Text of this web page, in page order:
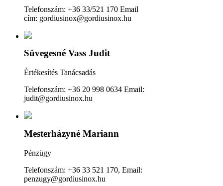
Telefonszám: +36 33/521 170 Email
cím: gordiusinox@gordiusinox.hu
Süvegesné Vass Judit
Értékesítés Tanácsadás
Telefonszám: +36 20 998 0634 Email:
judit@gordiusinox.hu
Mesterházyné Mariann
Pénzügy
Telefonszám: +36 33 521 170, Email:
penzugy@gordiusinox.hu